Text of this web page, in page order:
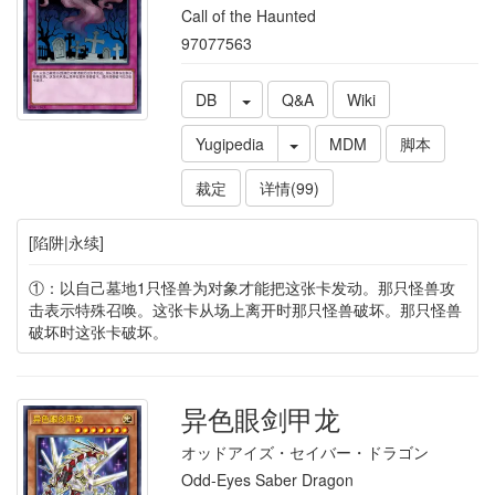
Call of the Haunted
97077563
DB Q&A
Wiki
Yugipedia
MDM
脚本
裁定
详情(99)
[陷阱|永续]
①：以自己墓地1只怪兽为对象才能把这张卡发动。那只怪兽攻
击表示特殊召唤。这张卡从场上离开时那只怪兽破坏。那只怪兽
破坏时这张卡破坏。
异色眼剑甲龙
オッドアイズ・セイバー・ドラゴン
Odd-Eyes Saber Dragon